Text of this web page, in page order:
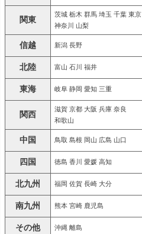
関東
茨城 栃木 群馬 埼玉 千葉 東京
神奈川 山梨
信越 新潟 長野
北陸 富山 石川 福井
東海 岐阜 静岡 愛知 三重
関西
滋賀 京都 大阪 兵庫 奈良
和歌山
中国 鳥取 島根 岡山 広島 山口
四国 徳島 香川 愛媛 高知
北九州 福岡 佐賀 長崎 大分
南九州 熊本 宮崎 鹿児島
その他 沖縄 離島